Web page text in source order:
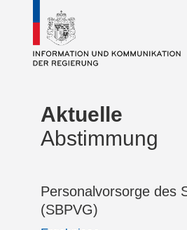
Aktuelle
Abstimmung
Personalvorsorge des
(SBPVG)